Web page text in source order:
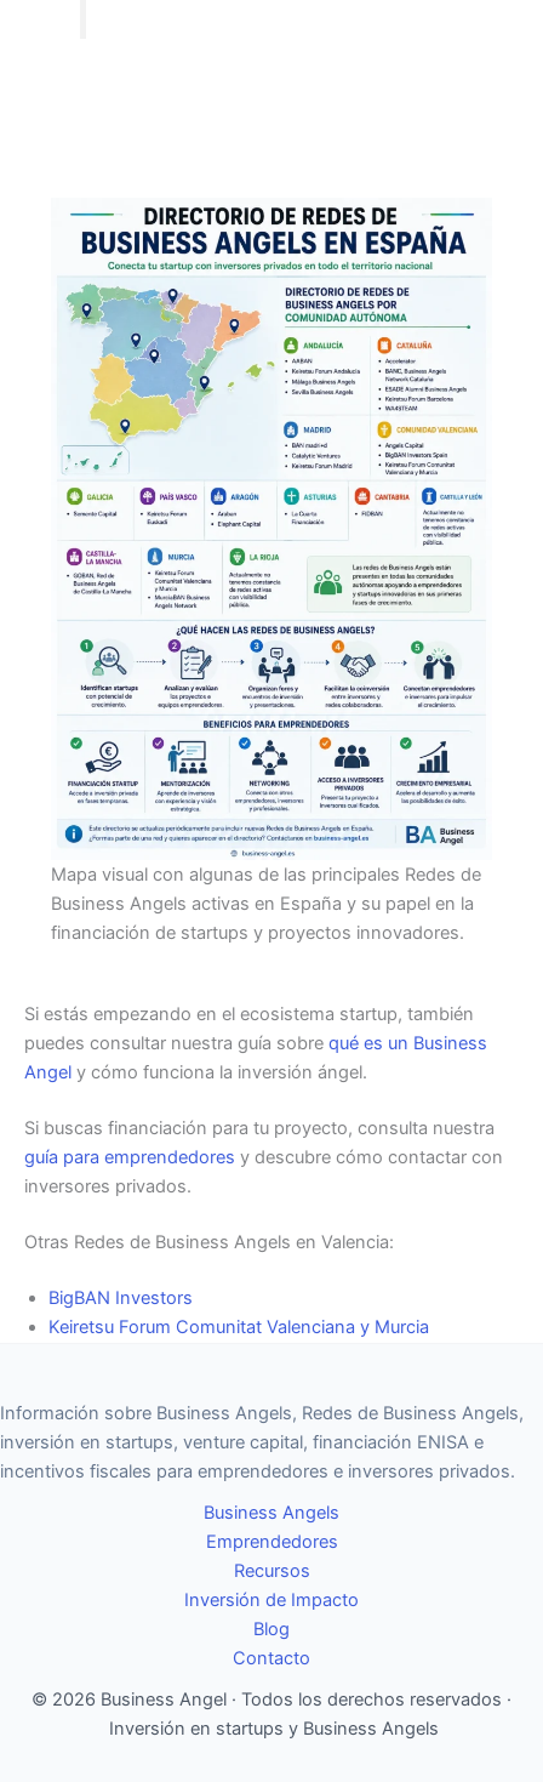
Mapa visual con algunas de las principales Redes de
Business Angels activas en España y su papel en la
financiación de startups y proyectos innovadores.
Si estás empezando en el ecosistema startup, también
puedes consultar nuestra guía sobre qué es un Business
Angel y cómo funciona la inversión ángel.
Si buscas financiación para tu proyecto, consulta nuestra
guía para emprendedores y descubre cómo contactar con
inversores privados.
Otras Redes de Business Angels en Valencia:
BigBAN Investors
Keiretsu Forum Comunitat Valenciana y Murcia
Información sobre Business Angels, Redes de Business Angels,
inversión en startups, venture capital, financiación ENISA e
incentivos fiscales para emprendedores e inversores privados.
Business Angels
Emprendedores
Recursos
Inversión de Impacto
Blog
Contacto
© 2026 Business Angel · Todos los derechos reservados ·
Inversión en startups y Business Angels